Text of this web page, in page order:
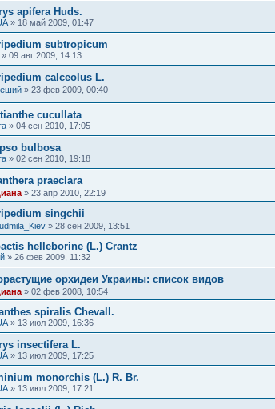
apifera Huds.
» 18 май 2009, 01:47
subtropicum
» 09 авг 2009, 14:13
calceolus L.
» 23 фев 2009, 00:40
cucullata
» 04 сен 2010, 17:05
bulbosa
» 02 сен 2010, 19:18
praeclara
» 23 апр 2010, 22:19
singchii
» 28 сен 2009, 13:51
helleborine (L.) Crantz
» 26 фев 2009, 11:32
орхидеи Украины: список видов
» 02 фев 2008, 10:54
spiralis Chevall.
» 13 июл 2009, 16:36
insectifera L.
» 13 июл 2009, 17:25
monorchis (L.) R. Br.
» 13 июл 2009, 17:21